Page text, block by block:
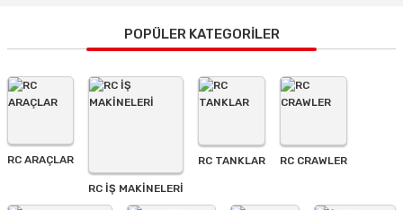
Görüş ve önerileriniz için teşekkür ederiz.
Ürün resmi kalitesiz, bozuk veya görüntülenemiyor.
Ürün açıklamasında eksik bilgiler bulunuyor.
Ürün fiyatı diğer sitelerden daha pahalı.
Bu ürüne benzer farklı alternatifler olmalı.
POPÜLER KATEGORİLER
RC ARAÇLAR
RC İŞ MAKİNELERİ
RC TANKLAR RC CRAWLER